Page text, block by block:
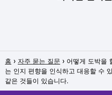
홈 자주 묻는 질문
어떻게 도박을
는 인지 편향을 인식하고 대응할 수
같은 것들이 있습니다.